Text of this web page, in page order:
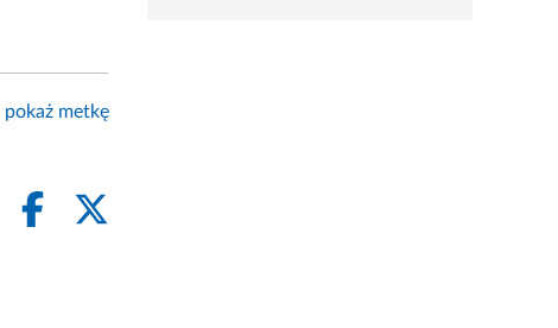
pokaż metkę